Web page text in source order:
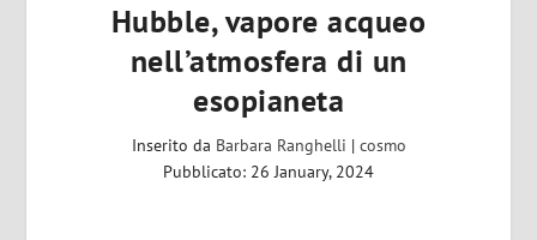
Hubble, vapore acqueo
nell’atmosfera di un
esopianeta
Inserito da Barbara Ranghelli | cosmo
Pubblicato: 26 January, 2024